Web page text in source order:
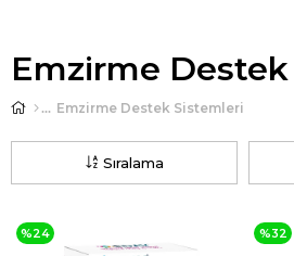
Emzirme
Emzirme Destek Sistemleri
Sıralama
%24 %32